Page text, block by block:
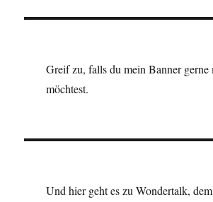
Greif zu, falls du mein Banner gerne
möchtest.
Und hier geht es zu Wondertalk,